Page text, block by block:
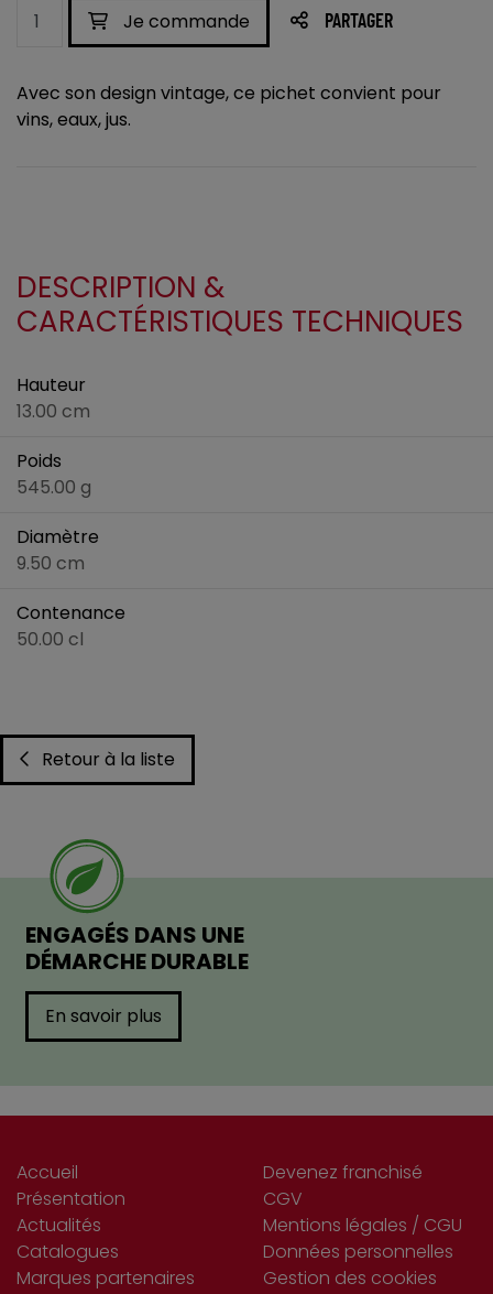
Je commande PARTAGER
Avec son design vintage, ce pichet convient pour
vins, eaux, jus.
DESCRIPTION &
CARACTÉRISTIQUES TECHNIQUES
Hauteur
13.00 cm
Poids
545.00 g
Diamètre
9.50 cm
Contenance
50.00 cl
Retour à la liste
ENGAGÉS DANS UNE
DÉMARCHE DURABLE
En savoir plus
Accueil
Présentation
Actualités
Catalogues
Marques partenaires
Devenez franchisé
CGV
Mentions légales / CGU
Données personnelles
Gestion des cookies